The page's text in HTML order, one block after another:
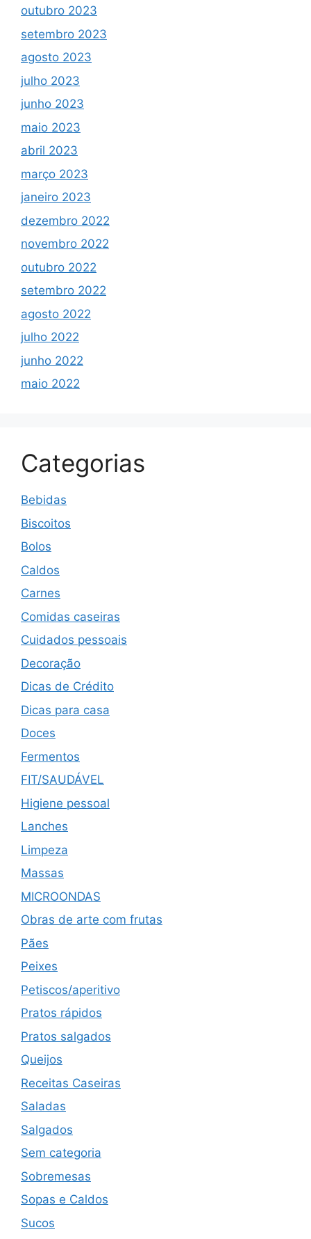
outubro 2023
setembro 2023
agosto 2023
julho 2023
junho 2023
maio 2023
abril 2023
março 2023
janeiro 2023
dezembro 2022
novembro 2022
outubro 2022
setembro 2022
agosto 2022
julho 2022
junho 2022
maio 2022
Categorias
Bebidas
Biscoitos
Bolos
Caldos
Carnes
Comidas caseiras
Cuidados pessoais
Decoração
Dicas de Crédito
Dicas para casa
Doces
Fermentos
FIT/SAUDÁVEL
Higiene pessoal
Lanches
Limpeza
Massas
MICROONDAS
Obras de arte com frutas
Pães
Peixes
Petiscos/aperitivo
Pratos rápidos
Pratos salgados
Queijos
Receitas Caseiras
Saladas
Salgados
Sem categoria
Sobremesas
Sopas e Caldos
Sucos